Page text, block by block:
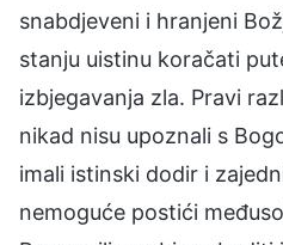
snabdjeveni i hranjeni
stanju uistinu koračati
izbjegavanja zla. Pravi
nikad nisu upoznali s
imali istinski dodir i
nemoguće postići